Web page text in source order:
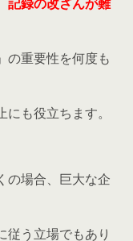
の重要性を何度も
も役立ちます。
の場合、巨大な企
従う立場でもあり